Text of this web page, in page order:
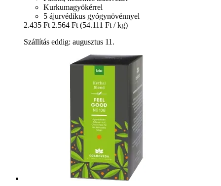
Kurkumagyökérrel
5 ájurvédikus gyógynövénnyel
2.435 Ft 2.564 Ft (54.111 Ft / kg)
Szállítás eddig: augusztus 11.